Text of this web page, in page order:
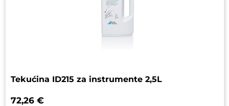
Tekućina ID215 za instrumente 2,5L
72,26 €